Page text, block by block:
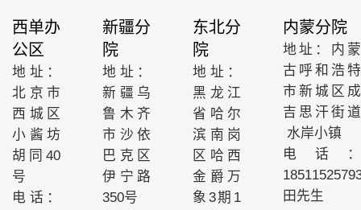
西单办
公区
地址：
北京市
西城区
小酱坊
胡同40
号
电话：
新疆分
院
地址：
新疆乌
鲁木齐
市沙依
巴克区
伊宁路
350号
东北分
院
地址：
黑龙江
省哈尔
滨南岗
区哈西
金爵万
象3期1
内蒙分院
地址：内蒙
古呼和浩特
市新城区成
吉思汗街道
水岸小镇
电话：
田先生